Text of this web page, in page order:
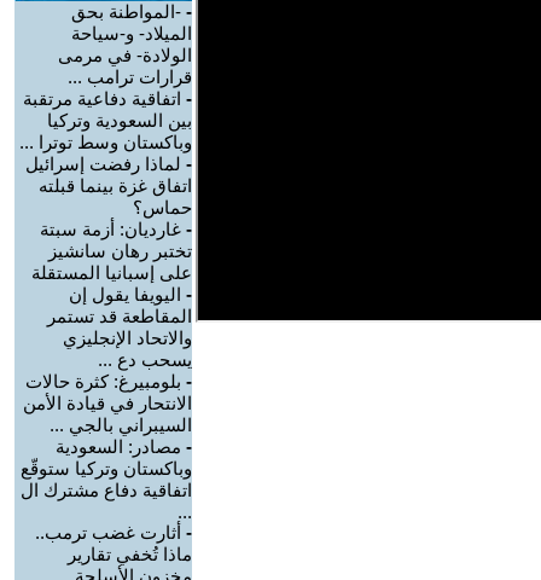
- -المواطنة بحق
الميلاد- و-سياحة
الولادة- في مرمى
قرارات ترامب ...
- اتفاقية دفاعية مرتقبة
بين السعودية وتركيا
وباكستان وسط توترا ...
- لماذا رفضت إسرائيل
اتفاق غزة بينما قبلته
حماس؟
- غارديان: أزمة سبتة
تختبر رهان سانشيز
على إسبانيا المستقلة
- اليويفا يقول إن
المقاطعة قد تستمر
والاتحاد الإنجليزي
يسحب دع ...
- بلومبيرغ: كثرة حالات
الانتحار في قيادة الأمن
السيبراني بالجي ...
- مصادر: السعودية
وباكستان وتركيا ستوقّع
اتفاقية دفاع مشترك ال
...
- أثارت غضب ترمب..
ماذا تُخفي تقارير
مخزون الأسلحة